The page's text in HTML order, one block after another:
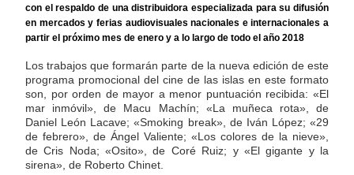
con el respaldo de una distribuidora especializada para su difusión
en mercados y ferias audiovisuales nacionales e internacionales a
partir el próximo mes de enero y a lo largo de todo el año 2018
Los trabajos que formarán parte de la nueva edición de este
programa promocional del cine de las islas en este formato
son, por orden de mayor a menor puntuación recibida: «El
mar inmóvil», de Macu Machín; «La muñeca rota», de
Daniel León Lacave; «Smoking break», de Iván López; «29
de febrero», de Ángel Valiente; «Los colores de la nieve»,
de Cris Noda; «Osito», de Coré Ruiz; y «El gigante y la
sirena», de Roberto Chinet.